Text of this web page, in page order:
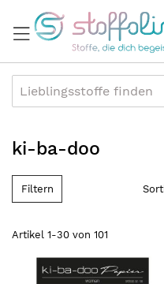
Inhalt
ki-ba-doo
Artikel 1-30 von 101
Filtern